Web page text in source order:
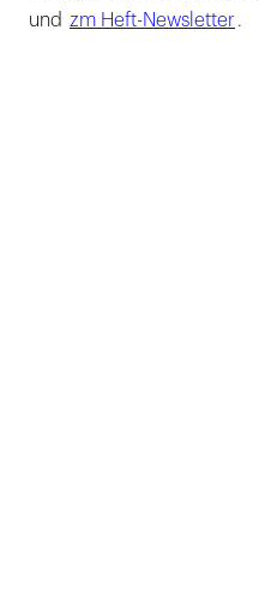
und zm Heft-Newsletter .